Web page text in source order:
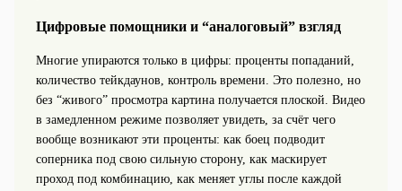
Цифровые помощники и “аналоговый” взгляд
Многие упираются только в цифры: проценты попаданий,
количество тейкдаунов, контроль времени. Это полезно, но
без “живого” просмотра картина получается плоской. Видео
в замедленном режиме позволяет увидеть, за счёт чего
вообще возникают эти проценты: как боец подводит
соперника под свою сильную сторону, как маскирует
проход под комбинацию, как меняет углы после каждой